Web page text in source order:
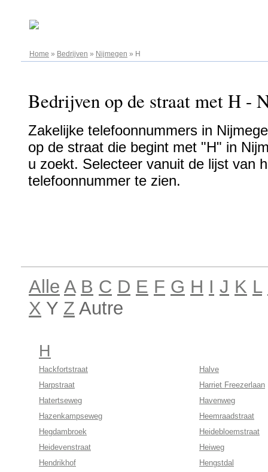
Home » Bedrijven » Nijmegen » H
Bedrijven op de straat met H -
Zakelijke telefoonnummers in
op de straat die begint met "H" in
u zoekt. Selecteer vanuit de lijst van
telefoonnummer te zien.
Alle A B C D E F G H I J K L
X Y Z Autre
H
Hackfortstraat
Halve
Harpstraat
Harriet Freezerlaan
Hatertseweg
Havenweg
Hazenkampseweg
Heemraadstraat
Hegdambroek
Heidebloemstraat
Heidevenstraat
Heiweg
Hendrikhof
Hengstdal